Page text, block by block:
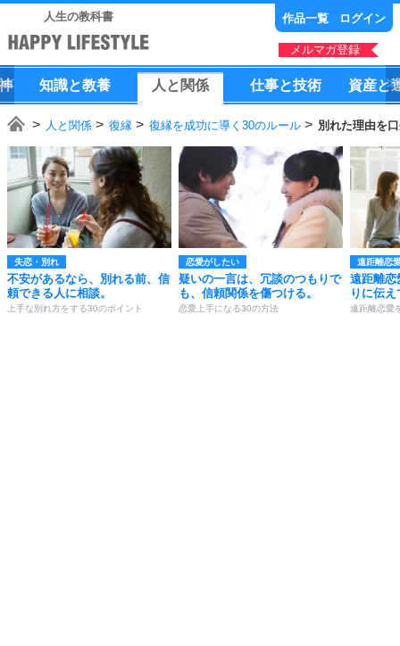
人生の教科書 作品一覧 ログイン
メルマガ登録
知識と教養 人 と 関係 仕事と技術 資産と
人と関係 復縁 復縁を成功に導く30のルール 別れた理由を
失恋・別れ
不安があるなら、別れる前、信
頼できる人に相談。
上手な別れ方をする30のポイント
恋愛がしたい
疑いの一言は、冗談のつもりで
も、信頼関係を傷つける。
恋愛上手になる30の方法
遠距離恋
遠距離恋
りに伝
遠距離恋愛